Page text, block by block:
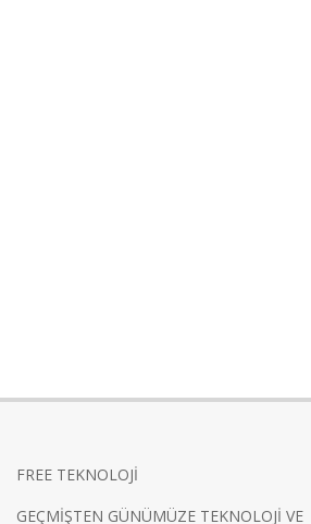
FREE TEKNOLOJİ
GEÇMİŞTEN GÜNÜMÜZE TEKNOLOJİ VE